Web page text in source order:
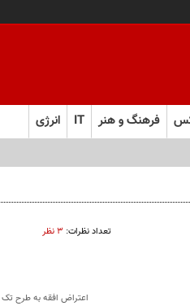
فرهنگ و هنر IT انرژی
تعداد نظرات: ۳ نظر
اعتراض افقه به طرح